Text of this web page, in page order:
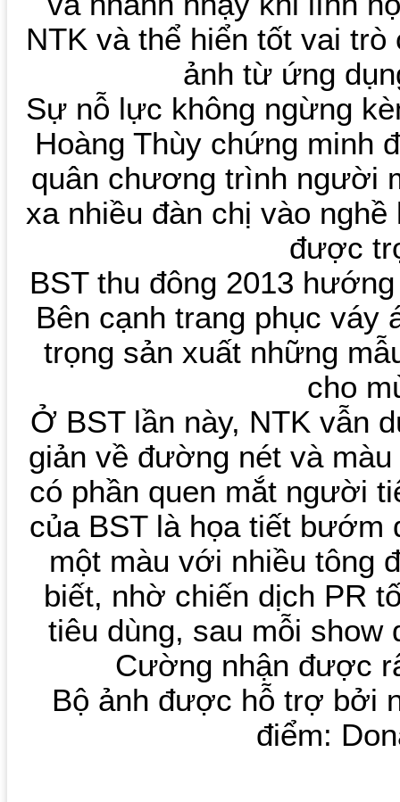
NTK và thể hiển tốt vai
ảnh từ ứng
Sự nỗ lực không ngừng
Hoàng Thùy chứng minh
quân chương trình người
xa nhiều đàn chị vào
được
BST thu đông 2013
Bên cạnh trang phục váy
trọng sản xuất những
cho
Ở BST lần này, NTK vẫn
giản về đường nét và
có phần quen mắt người
của BST là họa tiết
một màu với nhiều tông
biết, nhờ chiến dịch PR
tiêu dùng, sau mỗi
Cường nhận được
Bộ ảnh được hỗ trợ bởi
điểm: